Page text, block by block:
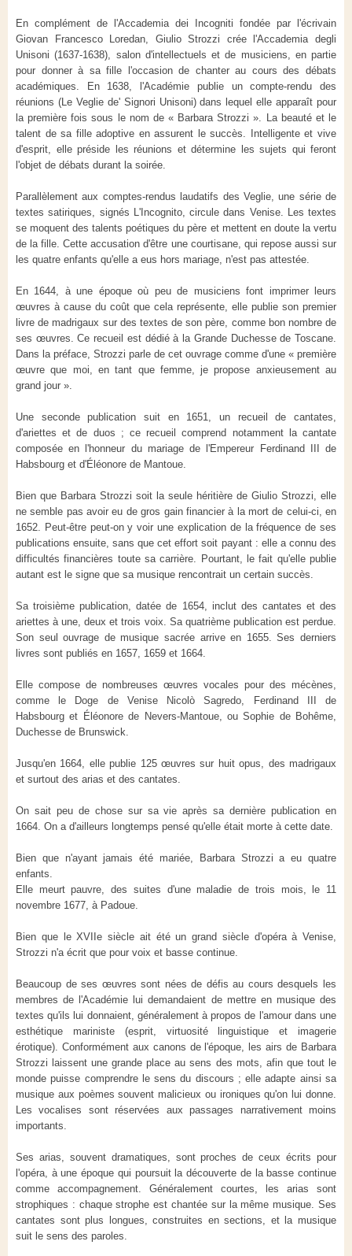
En complément de l'Accademia dei Incogniti fondée par l'écrivain
Giovan Francesco Loredan, Giulio Strozzi crée l'Accademia degli
Unisoni (1637-1638), salon d'intellectuels et de musiciens, en partie
pour donner à sa fille l'occasion de chanter au cours des débats
académiques. En 1638, l'Académie publie un compte-rendu des
réunions (Le Veglie de' Signori Unisoni) dans lequel elle apparaît pour
la première fois sous le nom de « Barbara Strozzi ». La beauté et le
talent de sa fille adoptive en assurent le succès. Intelligente et vive
d'esprit, elle préside les réunions et détermine les sujets qui feront
l'objet de débats durant la soirée.
Parallèlement aux comptes-rendus laudatifs des Veglie, une série de
textes satiriques, signés L'Incognito, circule dans Venise. Les textes
se moquent des talents poétiques du père et mettent en doute la vertu
de la fille. Cette accusation d'être une courtisane, qui repose aussi sur
les quatre enfants qu'elle a eus hors mariage, n'est pas attestée.
En 1644, à une époque où peu de musiciens font imprimer leurs
œuvres à cause du coût que cela représente, elle publie son premier
livre de madrigaux sur des textes de son père, comme bon nombre de
ses œuvres. Ce recueil est dédié à la Grande Duchesse de Toscane.
Dans la préface, Strozzi parle de cet ouvrage comme d'une « première
œuvre que moi, en tant que femme, je propose anxieusement au
grand jour ».
Une seconde publication suit en 1651, un recueil de cantates,
d'ariettes et de duos ; ce recueil comprend notamment la cantate
composée en l'honneur du mariage de l'Empereur Ferdinand III de
Habsbourg et d'Éléonore de Mantoue.
Bien que Barbara Strozzi soit la seule héritière de Giulio Strozzi, elle
ne semble pas avoir eu de gros gain financier à la mort de celui-ci, en
1652. Peut-être peut-on y voir une explication de la fréquence de ses
publications ensuite, sans que cet effort soit payant : elle a connu des
difficultés financières toute sa carrière. Pourtant, le fait qu'elle publie
autant est le signe que sa musique rencontrait un certain succès.
Sa troisième publication, datée de 1654, inclut des cantates et des
ariettes à une, deux et trois voix. Sa quatrième publication est perdue.
Son seul ouvrage de musique sacrée arrive en 1655. Ses derniers
livres sont publiés en 1657, 1659 et 1664.
Elle compose de nombreuses œuvres vocales pour des mécènes,
comme le Doge de Venise Nicolò Sagredo, Ferdinand III de
Habsbourg et Éléonore de Nevers-Mantoue, ou Sophie de Bohême,
Duchesse de Brunswick.
Jusqu'en 1664, elle publie 125 œuvres sur huit opus, des madrigaux
et surtout des arias et des cantates.
On sait peu de chose sur sa vie après sa dernière publication en
1664. On a d'ailleurs longtemps pensé qu'elle était morte à cette date.
Bien que n'ayant jamais été mariée, Barbara Strozzi a eu quatre
enfants.
Elle meurt pauvre, des suites d'une maladie de trois mois, le 11
novembre 1677, à Padoue.
Bien que le XVIIe siècle ait été un grand siècle d'opéra à Venise,
Strozzi n'a écrit que pour voix et basse continue.
Beaucoup de ses œuvres sont nées de défis au cours desquels les
membres de l'Académie lui demandaient de mettre en musique des
textes qu'ils lui donnaient, généralement à propos de l'amour dans une
esthétique mariniste (esprit, virtuosité linguistique et imagerie
érotique). Conformément aux canons de l'époque, les airs de Barbara
Strozzi laissent une grande place au sens des mots, afin que tout le
monde puisse comprendre le sens du discours ; elle adapte ainsi sa
musique aux poèmes souvent malicieux ou ironiques qu'on lui donne.
Les vocalises sont réservées aux passages narrativement moins
importants.
Ses arias, souvent dramatiques, sont proches de ceux écrits pour
l'opéra, à une époque qui poursuit la découverte de la basse continue
comme accompagnement. Généralement courtes, les arias sont
strophiques : chaque strophe est chantée sur la même musique. Ses
cantates sont plus longues, construites en sections, et la musique
suit le sens des paroles.